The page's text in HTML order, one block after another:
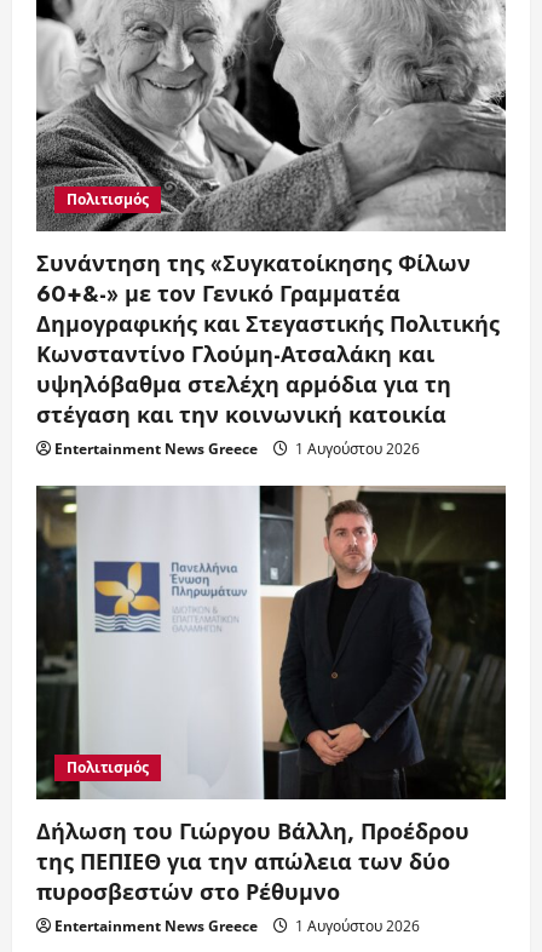
Πολιτισμός
Συνάντηση της «Συγκατοίκησης Φίλων
60+&-» με τον Γενικό Γραμματέα
Δημογραφικής και Στεγαστικής Πολιτικής
Κωνσταντίνο Γλούμη-Ατσαλάκη και
υψηλόβαθμα στελέχη αρμόδια για τη
στέγαση και την κοινωνική κατοικία
Entertainment News Greece 1 Αυγούστου 2026
Πολιτισμός
Δήλωση του Γιώργου Βάλλη, Προέδρου
της ΠΕΠΙΕΘ για την απώλεια των δύο
πυροσβεστών στο Ρέθυμνο
Entertainment News Greece 1 Αυγούστου 2026